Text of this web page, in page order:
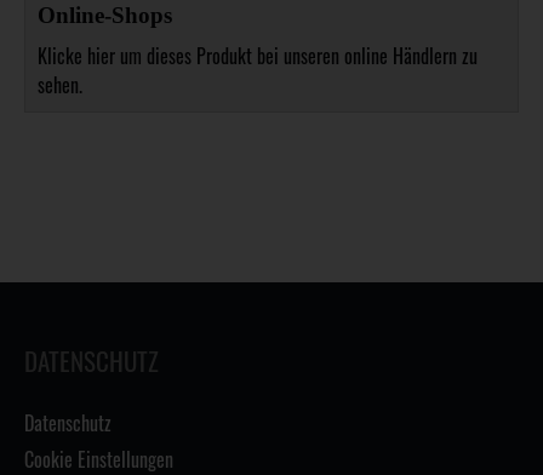
Online-Shops
Klicke hier um dieses Produkt bei unseren online Händlern zu
sehen.
DATENSCHUTZ
Datenschutz
Cookie Einstellungen